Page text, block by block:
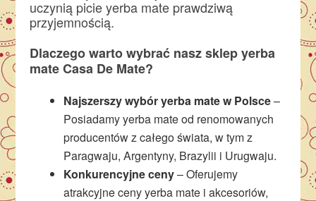
uczynią picie yerba mate prawdziwą
przyjemnością.
Dlaczego warto wybrać nasz sklep yerba
mate Casa De Mate?
Najszerszy wybór yerba mate w Polsce–
Posiadamy yerba mate od renomowanych
producentów z całego świata, w tym z
Paragwaju, Argentyny, Brazylii i Urugwaju.
Konkurencyjne ceny– Oferujemy
atrakcyjne ceny yerba mate i akcesoriów,